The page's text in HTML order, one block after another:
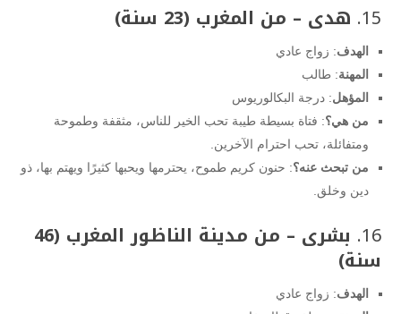
15. هدى – من المغرب (23 سنة)
الهدف: زواج عادي
المهنة: طالب
المؤهل: درجة البكالوريوس
من هي؟: فتاة بسيطة طيبة تحب الخير للناس، مثقفة وطموحة
ومتفائلة، تحب احترام الآخرين.
من تبحث عنه؟: حنون كريم طموح، يحترمها ويحبها كثيرًا ويهتم بها، ذو
دين وخلق.
16. بشرى – من مدينة الناظور المغرب (46
سنة)
الهدف: زواج عادي